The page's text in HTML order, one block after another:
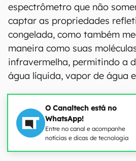
espectrômetro que não
captar as propriedades
congelada, como também
maneira como suas
infravermelha, permitindo a
água líquida, vapor de água
O Canaltech está no
WhatsApp!
Entre no canal e acompanhe
notícias e dicas de tecnologia